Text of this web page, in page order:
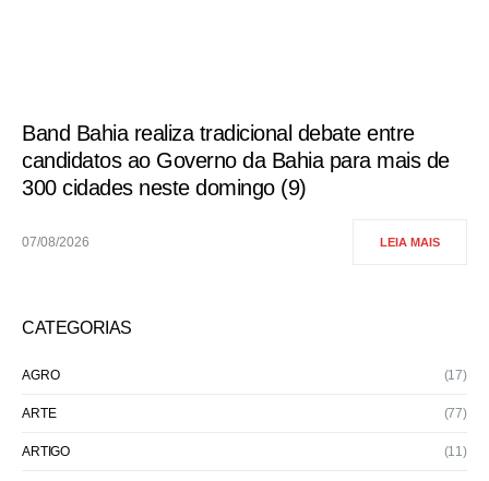
Band Bahia realiza tradicional debate entre
candidatos ao Governo da Bahia para mais de
300 cidades neste domingo (9)
07/08/2026 LEIA MAIS
CATEGORIAS
AGRO (17)
ARTE (77)
ARTIGO (11)